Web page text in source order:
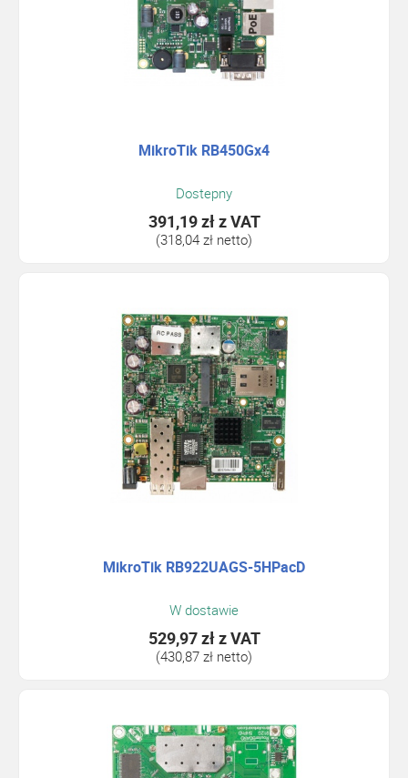
MikroTik RB450Gx4
Dostepny
391,19 złz VAT
(318,04 zł netto)
MikroTik RB922UAGS-5HPacD
W dostawie
529,97 złz VAT
(430,87 zł netto)